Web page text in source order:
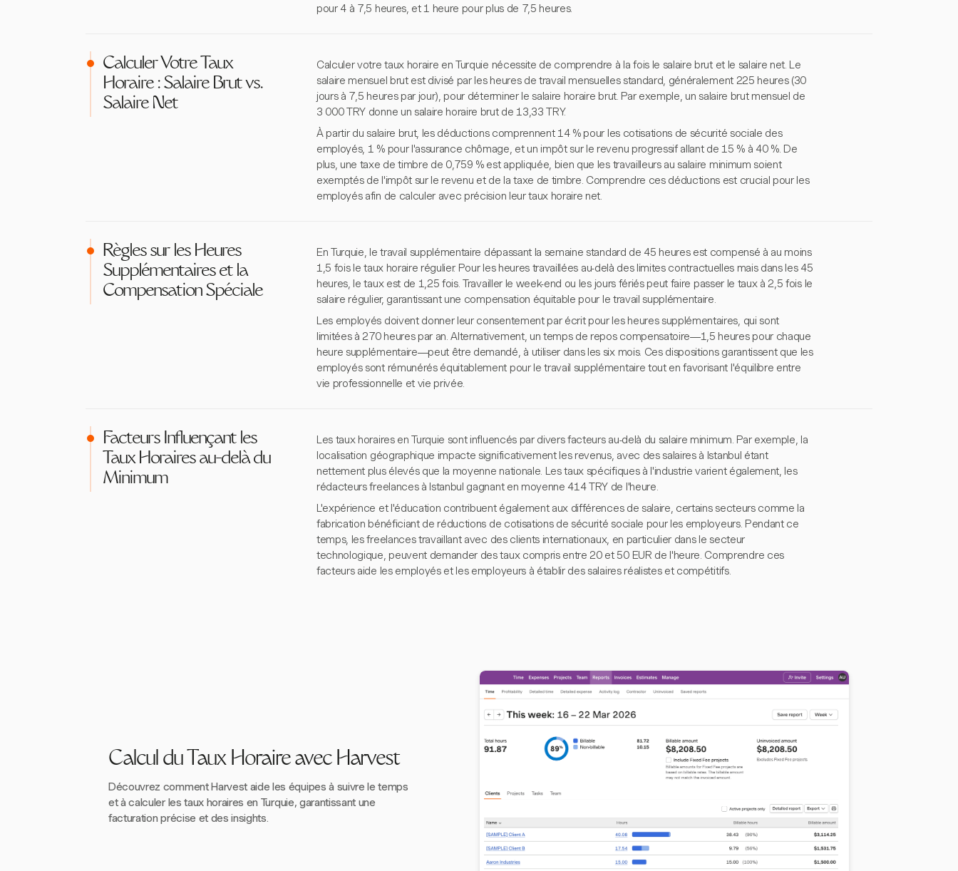
pour 4 à 7,5 heures, et 1 heure pour plus de 7,5 heures.
Calculer Votre Taux
Horaire : Salaire Brut vs.
Salaire Net
Calculer votre taux horaire en Turquie nécessite de comprendre à la fois le salaire brut et le salaire net. Le
salaire mensuel brut est divisé par les heures de travail mensuelles standard, généralement 225 heures (30
jours à 7,5 heures par jour), pour déterminer le salaire horaire brut. Par exemple, un salaire brut mensuel de
3 000 TRY donne un salaire horaire brut de 13,33 TRY.
À partir du salaire brut, les déductions comprennent 14 % pour les cotisations de sécurité sociale des
employés, 1 % pour l'assurance chômage, et un impôt sur le revenu progressif allant de 15 % à 40 %. De
plus, une taxe de timbre de 0,759 % est appliquée, bien que les travailleurs au salaire minimum soient
exemptés de l'impôt sur le revenu et de la taxe de timbre. Comprendre ces déductions est crucial pour les
employés afin de calculer avec précision leur taux horaire net.
Règles sur les Heures
Supplémentaires et la
Compensation Spéciale
En Turquie, le travail supplémentaire dépassant la semaine standard de 45 heures est compensé à au moins
1,5 fois le taux horaire régulier. Pour les heures travaillées au-delà des limites contractuelles mais dans les 45
heures, le taux est de 1,25 fois. Travailler le week-end ou les jours fériés peut faire passer le taux à 2,5 fois le
salaire régulier, garantissant une compensation équitable pour le travail supplémentaire.
Les employés doivent donner leur consentement par écrit pour les heures supplémentaires, qui sont
limitées à 270 heures par an. Alternativement, un temps de repos compensatoire—1,5 heures pour chaque
heure supplémentaire—peut être demandé, à utiliser dans les six mois. Ces dispositions garantissent que les
employés sont rémunérés équitablement pour le travail supplémentaire tout en favorisant l'équilibre entre
vie professionnelle et vie privée.
Facteurs Influençant les
Taux Horaires au-delà du
Minimum
Les taux horaires en Turquie sont influencés par divers facteurs au-delà du salaire minimum. Par exemple, la
localisation géographique impacte significativement les revenus, avec des salaires à Istanbul étant
nettement plus élevés que la moyenne nationale. Les taux spécifiques à l'industrie varient également, les
rédacteurs freelances à Istanbul gagnant en moyenne 414 TRY de l'heure.
L'expérience et l'éducation contribuent également aux différences de salaire, certains secteurs comme la
fabrication bénéficiant de réductions de cotisations de sécurité sociale pour les employeurs. Pendant ce
temps, les freelances travaillant avec des clients internationaux, en particulier dans le secteur
technologique, peuvent demander des taux compris entre 20 et 50 EUR de l'heure. Comprendre ces
facteurs aide les employés et les employeurs à établir des salaires réalistes et compétitifs.
Calcul du Taux Horaire avec Harvest
Découvrez comment Harvest aide les équipes à suivre le temps
et à calculer les taux horaires en Turquie, garantissant une
facturation précise et des insights.